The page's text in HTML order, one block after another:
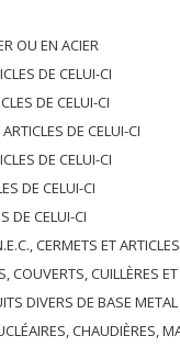
OU EN ACIER
DE CELUI-CI
DE CELUI-CI
DE CELUI-CI
DE CELUI-CI
DE CELUI-CI
DE CELUI-CI
CERMETS ET
ET FOURCHES DE MÉTAUX DE BASE; PARTIES
DIVERS DE BASE METAL
MACHINES ET APPAREILS